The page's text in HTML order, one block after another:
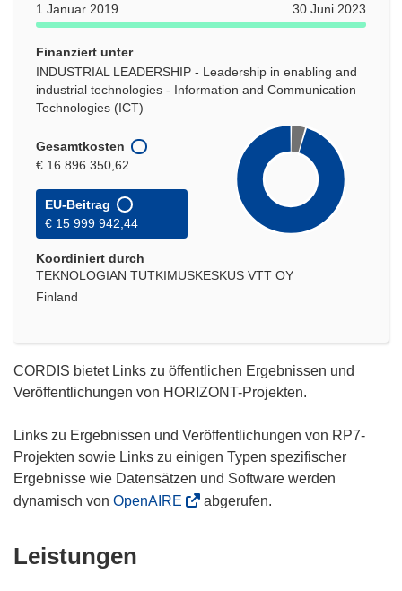
1 Januar 2019
30 Juni 2023
Finanziert unter
INDUSTRIAL LEADERSHIP - Leadership in enabling and
industrial technologies - Information and Communication
Technologies (ICT)
Gesamtkosten
€ 16 896 350,62
EU-Beitrag
€ 15 999 942,44
Koordiniert durch
TEKNOLOGIAN TUTKIMUSKESKUS VTT OY
Finland
CORDIS bietet Links zu öffentlichen Ergebnissen und
Veröffentlichungen von HORIZONT-Projekten.
Links zu Ergebnissen und Veröffentlichungen von RP7-
Projekten sowie Links zu einigen Typen spezifischer
Ergebnisse wie Datensätzen und Software werden
dynamisch von OpenAIRE abgerufen.
Leistungen